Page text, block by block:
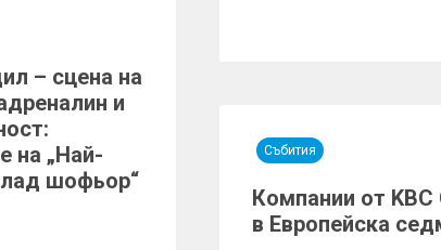
– сцена на
и
на „Най-
шофьор“
Събития
Компании от
в Европейска